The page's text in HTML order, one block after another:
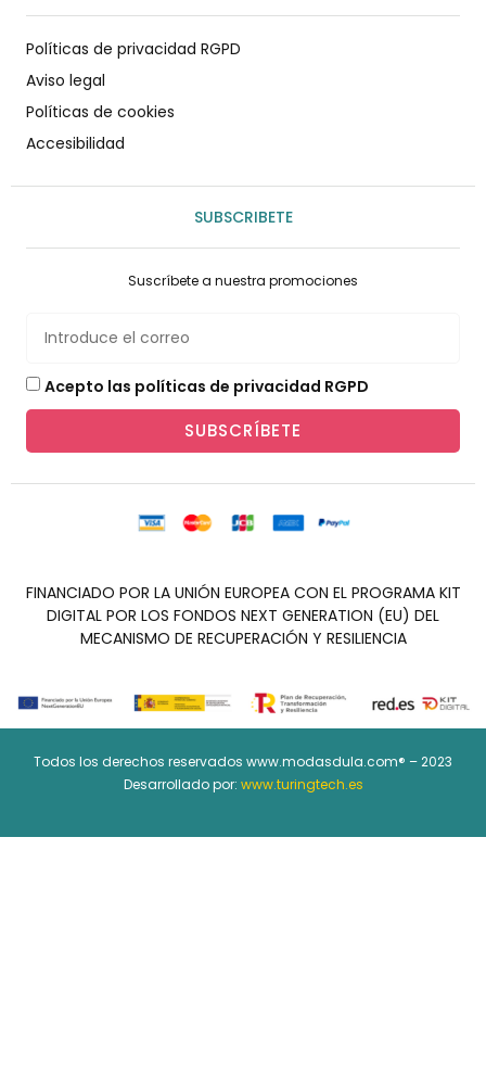
Políticas de privacidad RGPD
Aviso legal
Políticas de cookies
Accesibilidad
SUBSCRIBETE
Suscríbete a nuestra promociones
Acepto las políticas de privacidad RGPD
SUBSCRÍBETE
FINANCIADO POR LA UNIÓN EUROPEA CON EL PROGRAMA KIT
DIGITAL POR LOS FONDOS NEXT GENERATION (EU) DEL
MECANISMO DE RECUPERACIÓN Y RESILIENCIA
Todos los derechos reservados www.modasdula.com® – 2023
Desarrollado por: www.turingtech.es